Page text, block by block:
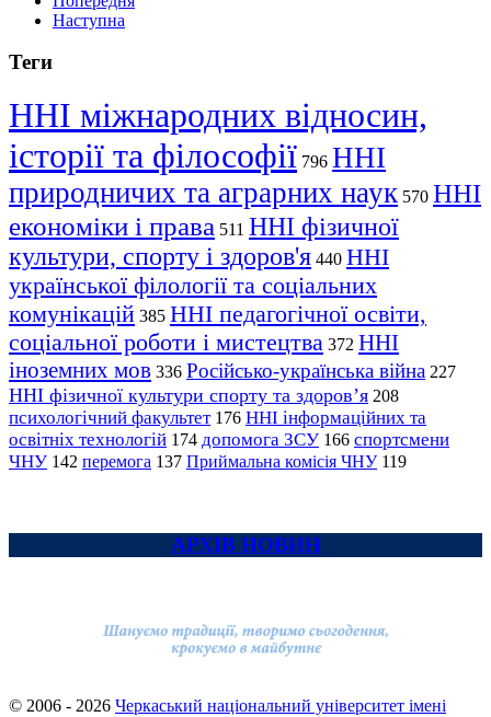
Наступна
Теги
ННІ міжнародних відносин,
історії та філософії 796 ННІ
природничих та аграрних наук 570 ННІ
економіки і права 511 ННІ фізичної
культури, спорту і здоров'я 440 ННІ
української філології та соціальних
комунікацій 385 ННІ педагогічної освіти,
соціальної роботи і мистецтва 372 ННІ
іноземних мов 336 Російсько-українська війна 227
ННІ фізичної культури спорту та здоров’я 208
психологічний факультет 176 ННІ інформаційних та
освітніх технологій 174 допомога ЗСУ 166 спортсмени
ЧНУ 142 перемога 137 Приймальна комісія ЧНУ 119
АРХІВ НОВИН
© 2006 - 2026 Черкаський національний університет імені